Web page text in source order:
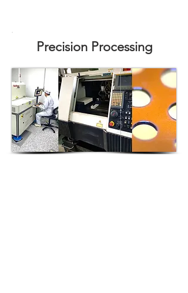
Precision Processing